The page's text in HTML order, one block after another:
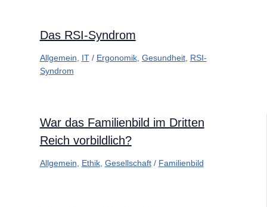
Das RSI-Syndrom
Allgemein IT/ Ergonomik, Gesundheit, RSI-
Syndrom
War das Familienbild im Dritten
Reich vorbildlich?
Allgemein Ethik, Gesellschaft/ Familienbild